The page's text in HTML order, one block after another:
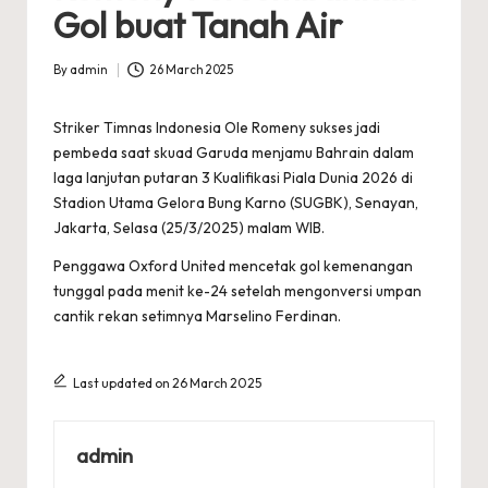
Gol buat Tanah Air
Posted
By admin 26 March 2025
Striker Timnas Indonesia Ole Romenysukses jadi
pembeda saat skuad Garuda menjamu Bahrain dalam
laga lanjutan putaran 3 Kualifikasi Piala Dunia 2026 di
Stadion Utama Gelora Bung Karno (SUGBK), Senayan,
Jakarta, Selasa (25/3/2025) malam WIB.
Penggawa Oxford United mencetak gol kemenangan
tunggal pada menit ke-24 setelah mengonversi umpan
cantik rekan setimnya Marselino Ferdinan.
Last updated on 26 March 2025
admin